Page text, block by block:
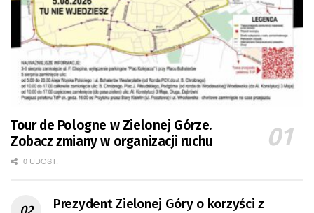
Tour de Pologne w Zielonej Górze.
Zobacz zmiany w organizacji ruchu
0 UDOST.
Prezydent Zielonej Góry o korzyści z